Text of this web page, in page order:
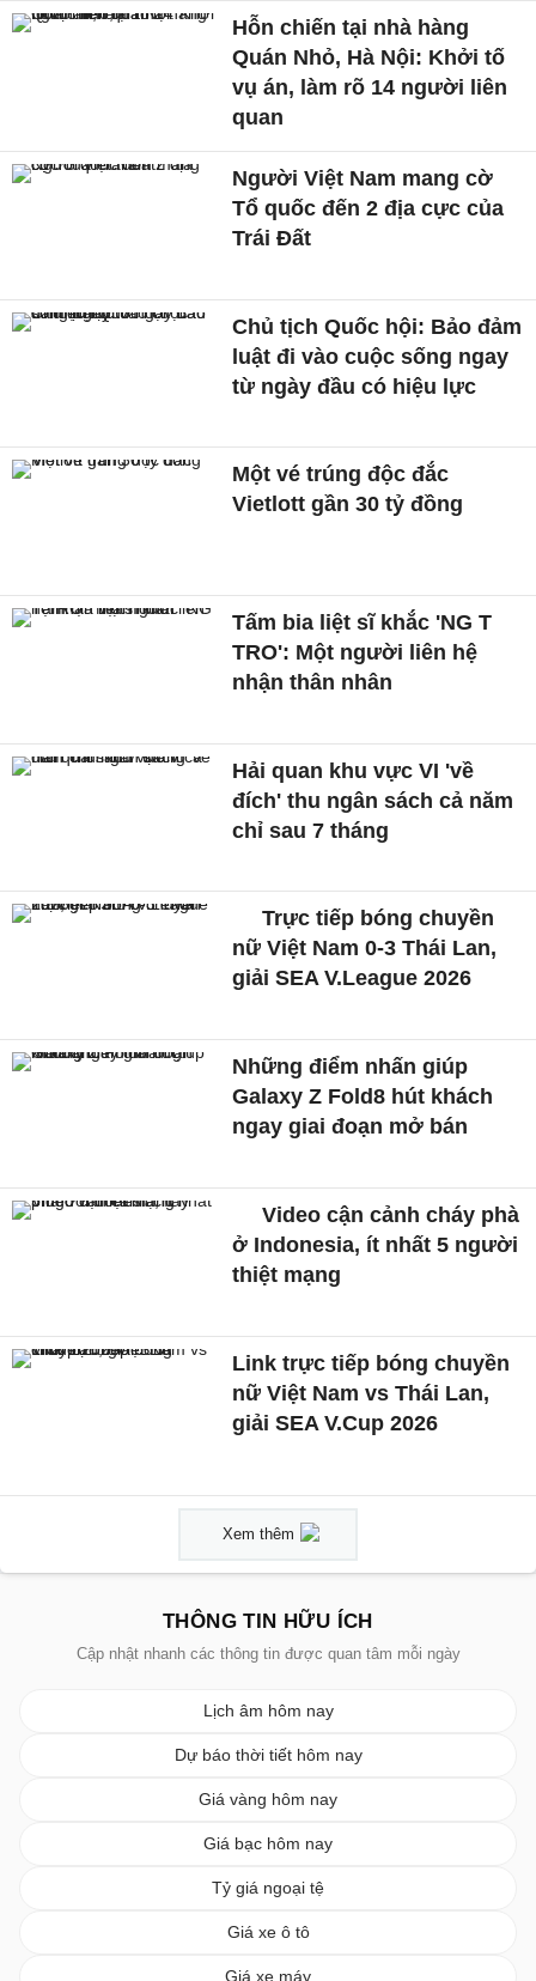
Hỗn chiến tại nhà hàng
Quán Nhỏ, Hà Nội: Khởi tố
vụ án, làm rõ 14 người liên
quan
Người Việt Nam mang cờ
Tổ quốc đến 2 địa cực của
Trái Đất
Chủ tịch Quốc hội: Bảo đảm
luật đi vào cuộc sống ngay
từ ngày đầu có hiệu lực
Một vé trúng độc đắc
Vietlott gần 30 tỷ đồng
Tấm bia liệt sĩ khắc 'NG T
TRO': Một người liên hệ
nhận thân nhân
Hải quan khu vực VI 'về
đích' thu ngân sách cả năm
chỉ sau 7 tháng
Trực tiếp bóng chuyền
nữ Việt Nam 0-3 Thái Lan,
giải SEA V.League 2026
Những điểm nhấn giúp
Galaxy Z Fold8 hút khách
ngay giai đoạn mở bán
Video cận cảnh cháy phà
ở Indonesia, ít nhất 5 người
thiệt mạng
Link trực tiếp bóng chuyền
nữ Việt Nam vs Thái Lan,
giải SEA V.Cup 2026
Xem thêm
THÔNG TIN HỮU ÍCH
Cập nhật nhanh các thông tin được quan tâm mỗi ngày
Lịch âm hôm nay
Dự báo thời tiết hôm nay
Giá vàng hôm nay
Giá bạc hôm nay
Tỷ giá ngoại tệ
Giá xe ô tô
Giá xe máy